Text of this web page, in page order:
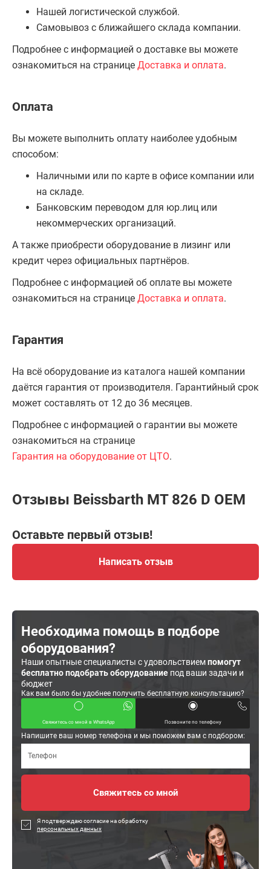
Нашей логистической службой.
Самовывоз с ближайшего склада компании.
Подробнее с информацией о доставке вы можете
ознакомиться на странице Доставка и оплата.
Оплата
Вы можете выполнить оплату наиболее удобным
способом:
Наличными или по карте в офисе компании или
на складе.
Банковским переводом для юр.лиц или
некоммерческих организаций.
А также приобрести оборудование в лизинг или
кредит через официальных партнёров.
Подробнее с информацией об оплате вы можете
ознакомиться на странице Доставка и оплата.
Гарантия
На всё оборудование из каталога нашей компании
даётся гарантия от производителя. Гарантийный срок
может составлять от 12 до 36 месяцев.
Подробнее с информацией о гарантии вы можете
ознакомиться на странице
Гарантия на оборудование от ЦТО.
Отзывы Beissbarth MT 826 D OEM
Оставьте первый отзыв!
Написать отзыв
Необходима помощь в подборе
оборудования?
Наши опытные специалисты с удовольствиемпомогут
бесплатно подобрать оборудование под ваши задачи и
бюджет
Как вам было бы удобнее получить бесплатную консультацию?
Свяжитесь со мной в WhatsApp Позвоните по телефону
Напишите ваш номер телефона и мы поможем вам с подбором:
Я подтверждаю согласие на обработку
персональных данных